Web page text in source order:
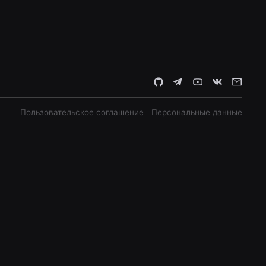
Пользовательское соглашение Персональные данные